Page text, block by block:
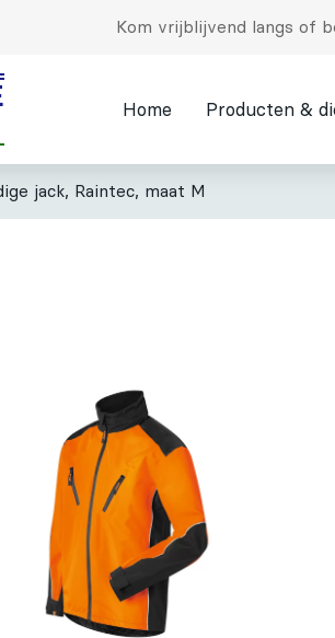
Kom vrijblijvend langs of
Home Producten &
jack, Raintec, maat M